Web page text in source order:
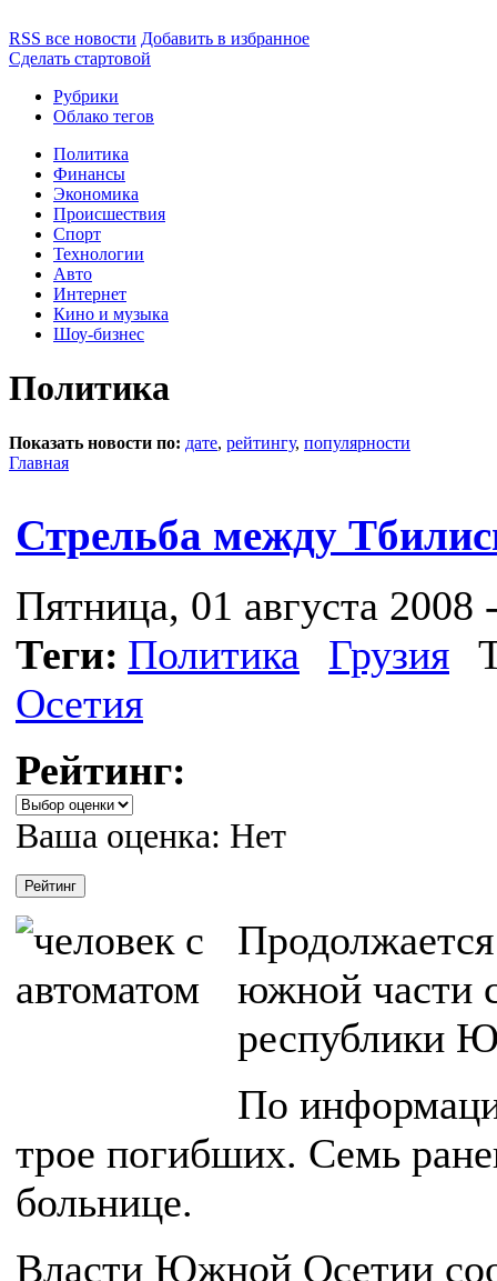
RSS все новости Добавить в избранное
Сделать стартовой
Рубрики
Облако тегов
Политика
Финансы
Экономика
Происшествия
Спорт
Технологии
Авто
Интернет
Кино и музыка
Шоу-бизнес
Политика
Показать новости по: дате, рейтингу, популярности
Главная
Стрельба между
Пятница, 01 августа 2008
Теги: Политика Грузия
Осетия
Рейтинг:
Ваша оценка: Нет
южной части
республики
По
трое погибших. Семь
больнице.
Власти Южной Осетии